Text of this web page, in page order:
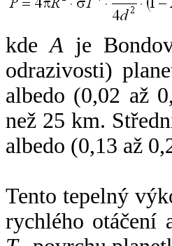
kdeA je
odrazivosti)
albedo (0,02 až
než 25 km.
albedo (0,13 až
Tento tepelný
rychlého otáčení